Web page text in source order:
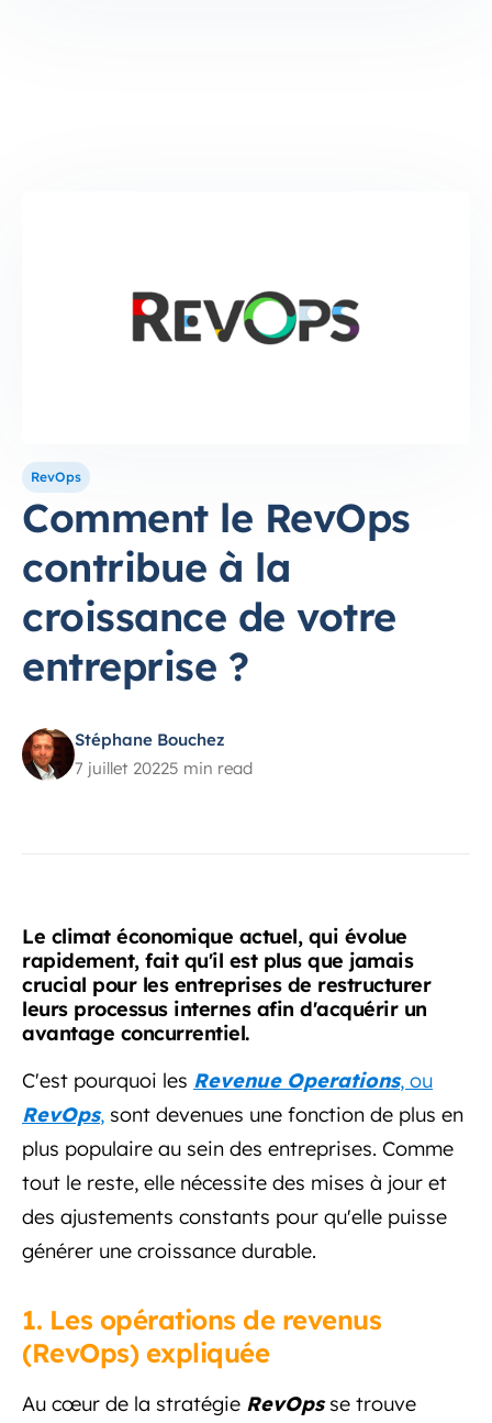
RevOps
Comment le RevOps
contribue à la
croissance de votre
entreprise ?
Stéphane Bouchez
7 juillet 20225 min read
Le climat économique actuel, qui évolue
rapidement, fait qu'il est plus que jamais
crucial pour les entreprises de restructurer
leurs processus internes afin d'acquérir un
avantage concurrentiel.
C'est pourquoi les Revenue Operations, ou
RevOps, sont devenues une fonction de plus en
plus populaire au sein des entreprises. Comme
tout le reste, elle nécessite des mises à jour et
des ajustements constants pour qu'elle puisse
générer une croissance durable.
1. Les opérations de revenus
(RevOps) expliquée
Au cœur de la stratégie RevOpsse trouve